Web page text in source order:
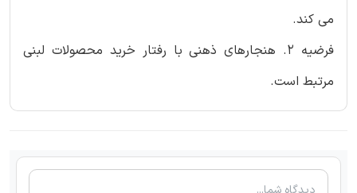
می کند.
فرضیه 2. هنجارهای ذهنی با رفتار خرید محصولات لبنی
مرتبط است.